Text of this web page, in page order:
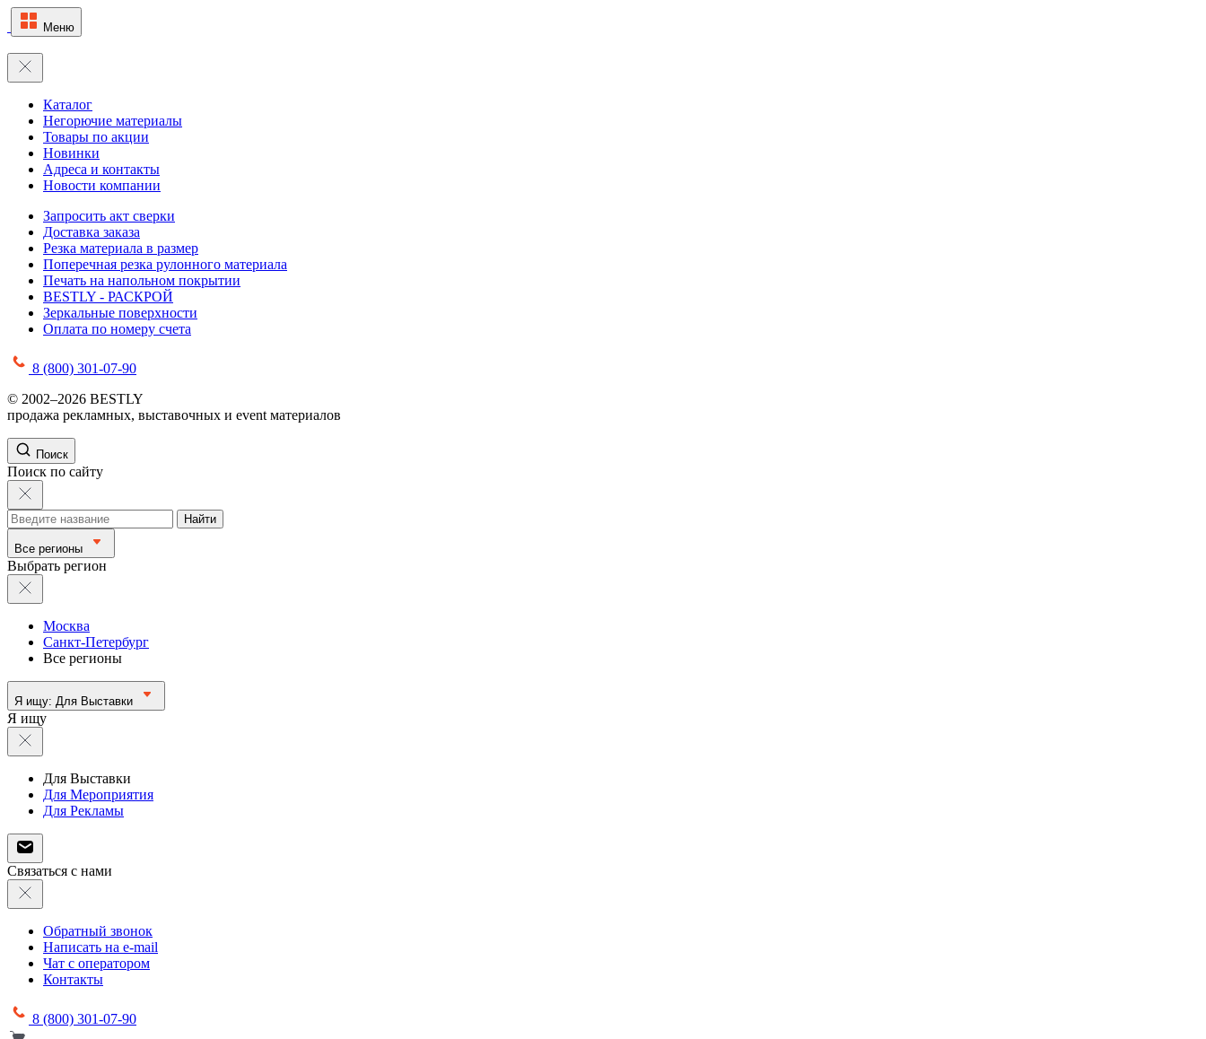
Меню
Каталог
Негорючие материалы
Товары по акции
Новинки
Адреса и контакты
Новости компании
Запросить акт сверки
Доставка заказа
Резка материала в размер
Поперечная резка рулонного материала
Печать на напольном покрытии
BESTLY - РАСКРОЙ
Зеркальные поверхности
Оплата по номеру счета
8 (800) 301-07-90
© 2002–2026 BESTLY
продажа рекламных, выставочных и event материалов
Поиск
Поиск по сайту
Найти
Все регионы
Выбрать регион
Москва
Санкт-Петербург
Все регионы
Я ищу: Для Выставки
Я ищу
Для Выставки
Для Мероприятия
Для Рекламы
Связаться с нами
Обратный звонок
Написать на e-mail
Чат с оператором
Контакты
8 (800) 301-07-90